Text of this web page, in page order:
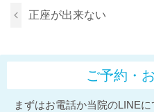
正座が出来ない
ご予約・
まずはお電話か当院のLINEに